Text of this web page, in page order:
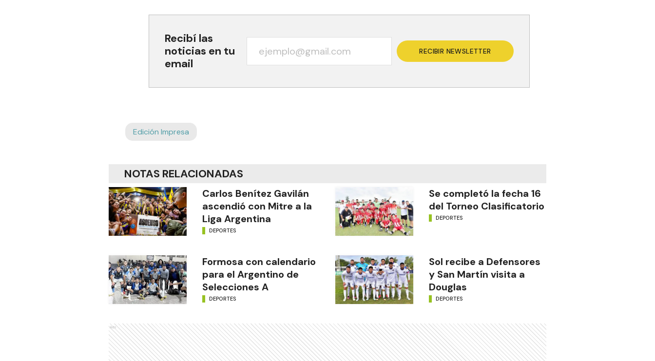
Recibí las
noticias en tu
email
RECIBIR NEWSLETTER
Edición Impresa
NOTAS RELACIONADAS
Carlos Benítez Gavilán
ascendió con Mitre a la
Liga Argentina
DEPORTES
Se completó la fecha 16
del Torneo Clasificatorio
DEPORTES
Formosa con calendario
para el Argentino de
Selecciones A
DEPORTES
Sol recibe a Defensores
y San Martín visita a
Douglas
DEPORTES
Ads